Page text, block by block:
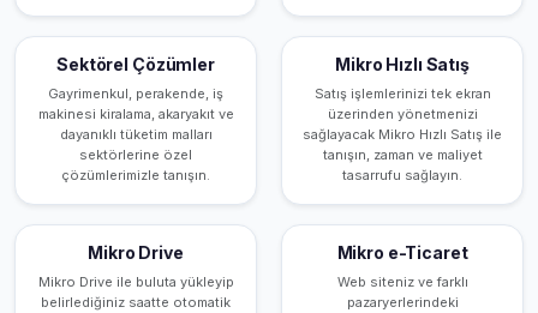
Sektörel Çözümler
Gayrimenkul, perakende, iş
makinesi kiralama, akaryakıt ve
dayanıklı tüketim malları
sektörlerine özel
çözümlerimizle tanışın.
Mikro Hızlı Satış
Satış işlemlerinizi tek ekran
üzerinden yönetmenizi
sağlayacak Mikro Hızlı Satış ile
tanışın, zaman ve maliyet
tasarrufu sağlayın.
Mikro Drive
Mikro Drive ile buluta yükleyip
belirlediğiniz saatte otomatik
Mikro e-Ticaret
Web siteniz ve farklı
pazaryerlerindeki